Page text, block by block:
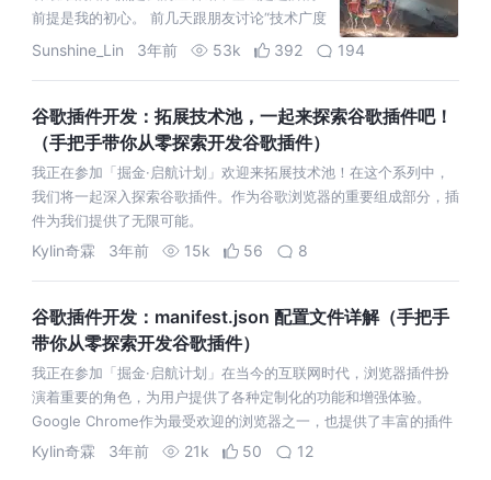
前提是我的初心。 前几天跟朋友讨论“技术广度
和技术深度哪个重要”，再想想自己像过山车一
Sunshine_Lin 3年前 53k 392 194
谷歌插件开发：拓展技术池，一起来探索谷歌插件吧！
（手把手带你从零探索开发谷歌插件）
我正在参加「掘金·启航计划」欢迎来拓展技术池！在这个系列中，
我们将一起深入探索谷歌插件。作为谷歌浏览器的重要组成部分，插
件为我们提供了无限可能。
Kylin奇霖 3年前 15k 56 8
谷歌插件开发：manifest.json 配置文件详解（手把手
带你从零探索开发谷歌插件）
我正在参加「掘金·启航计划」在当今的互联网时代，浏览器插件扮
演着重要的角色，为用户提供了各种定制化的功能和增强体验。
Google Chrome作为最受欢迎的浏览器之一，也提供了丰富的插件
生态系统。
Kylin奇霖 3年前 21k 50 12